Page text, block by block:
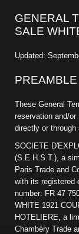
GENERAL
SALE
Updated:
PREAMBLE
These General
reservation and/or
directly or
SOCIETE
(S.E.H.S.T.), a
Paris Trade and
with its registered
number: FR 47
WHITE 1921
HOTELIERE, a
Chambéry Trade